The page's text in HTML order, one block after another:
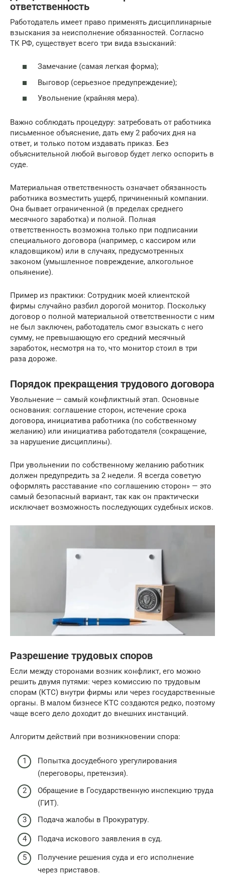
ответственность
Работодатель имеет право применять дисциплинарные
взыскания за неисполнение обязанностей. Согласно
ТК РФ, существует всего три вида взысканий:
Замечание (самая легкая форма);
Выговор (серьезное предупреждение);
Увольнение (крайняя мера).
Важно соблюдать процедуру: затребовать от работника
письменное объяснение, дать ему 2 рабочих дня на
ответ, и только потом издавать приказ. Без
объяснительной любой выговор будет легко оспорить в
суде.
Материальная ответственность означает обязанность
работника возместить ущерб, причиненный компании.
Она бывает ограниченной (в пределах среднего
месячного заработка) и полной. Полная
ответственность возможна только при подписании
специального договора (например, с кассиром или
кладовщиком) или в случаях, предусмотренных
законом (умышленное повреждение, алкогольное
опьянение).
Пример из практики: Сотрудник моей клиентской
фирмы случайно разбил дорогой монитор. Поскольку
договор о полной материальной ответственности с ним
не был заключен, работодатель смог взыскать с него
сумму, не превышающую его средний месячный
заработок, несмотря на то, что монитор стоил в три
раза дороже.
Порядок прекращения трудового договора
Увольнение — самый конфликтный этап. Основные
основания: соглашение сторон, истечение срока
договора, инициатива работника (по собственному
желанию) или инициатива работодателя (сокращение,
за нарушение дисциплины).
При увольнении по собственному желанию работник
должен предупредить за 2 недели. Я всегда советую
оформлять расставание «по соглашению сторон» — это
самый безопасный вариант, так как он практически
исключает возможность последующих судебных исков.
Разрешение трудовых споров
Если между сторонами возник конфликт, его можно
решить двумя путями: через комиссию по трудовым
спорам (КТС) внутри фирмы или через государственные
органы. В малом бизнесе КТС создаются редко, поэтому
чаще всего дело доходит до внешних инстанций.
Алгоритм действий при возникновении спора:
Попытка досудебного урегулирования
(переговоры, претензия).
Обращение в Государственную инспекцию труда
(ГИТ).
Подача жалобы в Прокуратуру.
Подача искового заявления в суд.
Получение решения суда и его исполнение
через приставов.